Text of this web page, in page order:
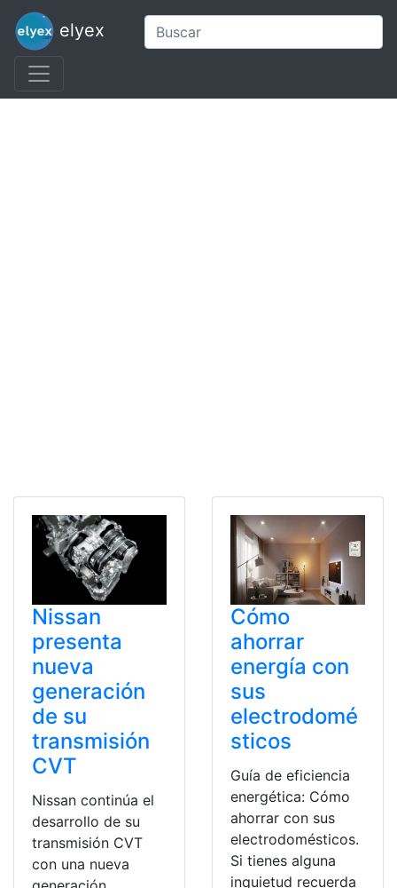
elyex
Nissan
presenta
nueva
generación
de su
transmisión
CVT
Nissan continúa el
desarrollo de su
transmisión CVT
con una nueva
Cómo
ahorrar
energía con
sus
electrodomé
sticos
Guía de eficiencia
energética: Cómo
ahorrar con sus
electrodomésticos.
Si tienes alguna
inquietud recuerda